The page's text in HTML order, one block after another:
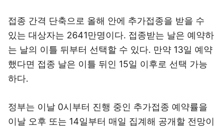
접종 간격 단축으로 올해 안에 추가접종을 받을 수
있는 대상자는 2641만명이다. 접종받는 날은 예약하
는 날의 이틀 뒤부터 선택할 수 있다. 만약 13일 예약
했다면 접종 날은 이틀 뒤인 15일 이후로 선택 가능
하다.
정부는 이날 0시부터 진행 중인 추가접종 예약률을
이날 오후 또는 14일부터 매일 집계해 공개할 전망이